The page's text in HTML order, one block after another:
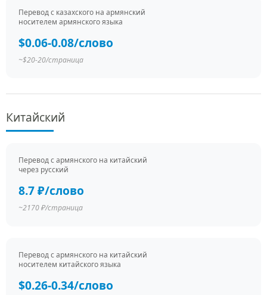
Перевод c казахского на армянский
носителем армянского языка
$0.06-0.08/слово
~$20-20/страница
Китайский
Перевод c армянского на китайский
через русский
8.7 ₽/слово
~2170 ₽/страница
Перевод c армянского на китайский
носителем китайского языка
$0.26-0.34/слово